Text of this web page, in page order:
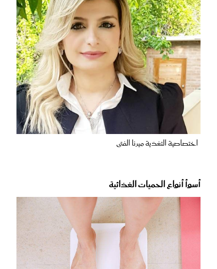
اختصاصية التغذية ميرنا الفتى
أسوأ أنواع الحميات الغذائية